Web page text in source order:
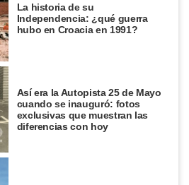
La historia de su
Independencia: ¿qué guerra
hubo en Croacia en 1991?
Así era la Autopista 25 de Mayo
cuando se inauguró: fotos
exclusivas que muestran las
diferencias con hoy